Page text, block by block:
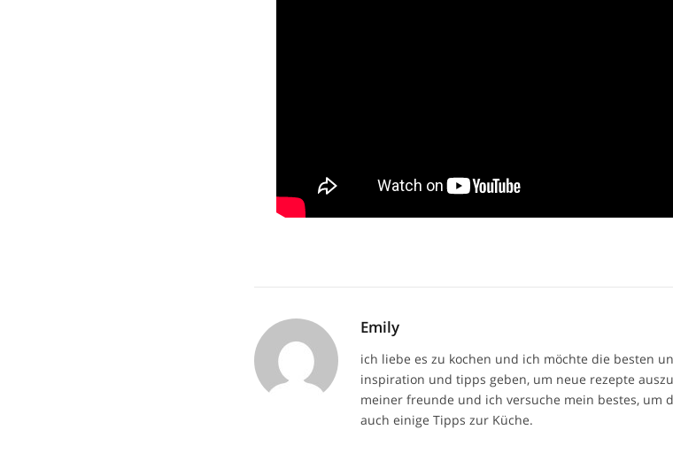
Emily
ich liebe es zu kochen und ich möchte die besten
inspiration und tipps geben, um neue rezepte
meiner freunde und ich versuche mein bestes, um
auch einige Tipps zur Küche.